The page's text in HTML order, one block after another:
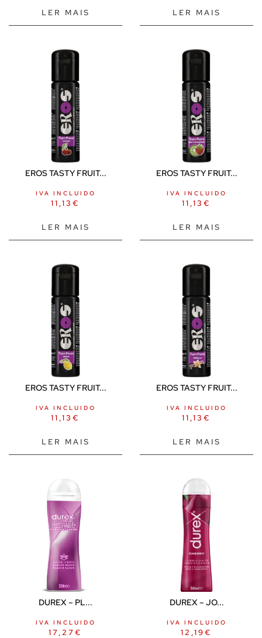
LER MAIS LER MAIS
EROS TASTY FRUIT...
11,13 €
IVA INCLUIDO
LER MAIS
EROS TASTY FRUIT...
11,13 €
IVA INCLUIDO
LER MAIS
EROS TASTY FRUIT...
11,13 €
IVA INCLUIDO
LER MAIS
EROS TASTY FRUIT...
11,13 €
IVA INCLUIDO
LER MAIS
DUREX – PL...
17,27€
IVA INCLUIDO
DUREX – JO...
12,19€
IVA INCLUIDO